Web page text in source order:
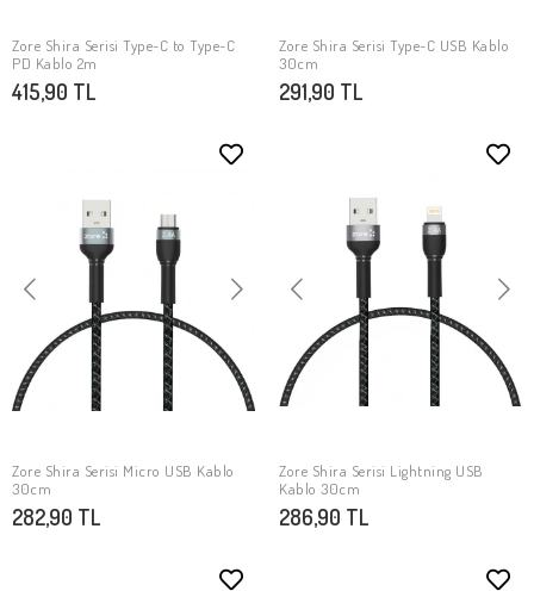
SEPETE EKLE
Zore Shira Serisi Type-C to Type-C
PD Kablo 2m
415,90 TL
SEPETE EKLE
Zore Shira Serisi Type-C USB Kablo
30cm
291,90 TL
SEPETE EKLE
Zore Shira Serisi Micro USB Kablo
30cm
282,90 TL
SEPETE EKLE
Zore Shira Serisi Lightning USB
Kablo 30cm
286,90 TL